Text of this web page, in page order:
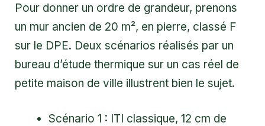
Pour donner un ordre de grandeur, prenons
un mur ancien de 20 m², en pierre, classé F
sur le DPE. Deux scénarios réalisés par un
bureau d’étude thermique sur un cas réel de
petite maison de ville illustrent bien le sujet.
Scénario 1 : ITI classique, 12 cm de